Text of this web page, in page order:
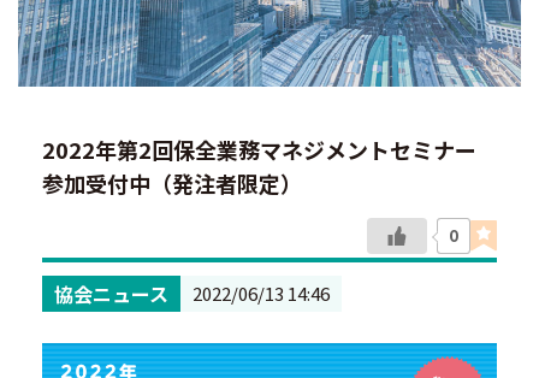
2022年第2回保全業務マネジメントセミナー
参加受付中（発注者限定）
0
協会ニュース 2022/06/13 14:46